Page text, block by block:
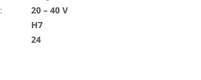
:
20 – 40 V
H7
24